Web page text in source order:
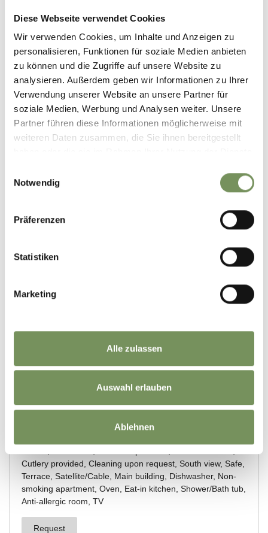
Diese Webseite verwendet Cookies
Wir verwenden Cookies, um Inhalte und Anzeigen zu
personalisieren, Funktionen für soziale Medien anbieten
zu können und die Zugriffe auf unsere Website zu
analysieren. Außerdem geben wir Informationen zu Ihrer
Verwendung unserer Website an unsere Partner für
soziale Medien, Werbung und Analysen weiter. Unsere
Partner führen diese Informationen möglicherweise mit
weiteren Daten zusammen, die Sie ihnen bereitgestellt
Notwendig
Präferenzen
Statistiken
Marketing
Alle zulassen
Auswahl erlauben
Ablehnen